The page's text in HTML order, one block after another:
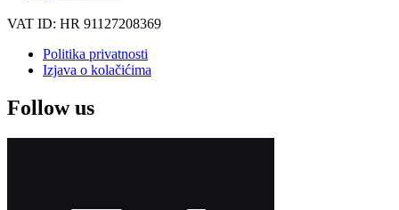
VAT ID: HR 91127208369
Politika privatnosti
Izjava o kolačićima
Follow us